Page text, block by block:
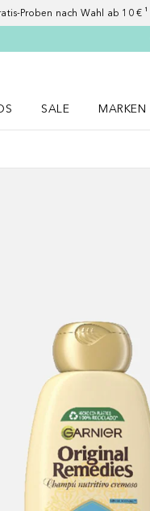
Proben nach Wahl ab 10 € ¹
SALE
MARKEN